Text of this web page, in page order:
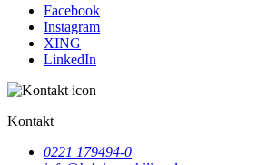
Facebook
Instagram
XING
LinkedIn
Kontakt
0221 179494-0